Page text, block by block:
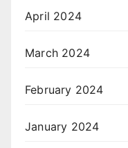
April 2024
March 2024
February 2024
January 2024